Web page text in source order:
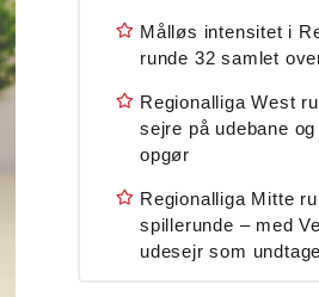
Målløs intensitet i
runde 32 samlet
Regionalliga West
sejre på udebane
opgør
Regionalliga Mitte
spillerunde – med
udesejr som